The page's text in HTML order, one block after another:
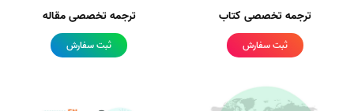
ترجمه تخصصی کتاب
ثبت سفارش
ترجمه تخصصی مقاله
ثبت سفارش